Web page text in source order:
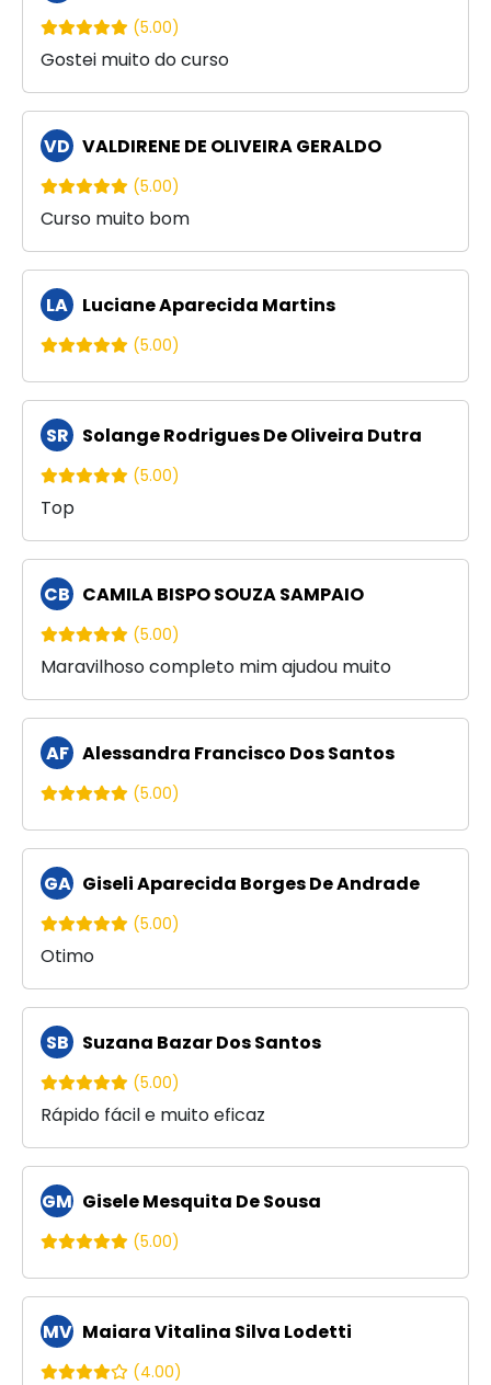
(5.00)
Gostei muito do curso
VD VALDIRENE DE OLIVEIRA GERALDO
(5.00)
Curso muito bom
LA Luciane Aparecida Martins
(5.00)
SR Solange Rodrigues De Oliveira Dutra
(5.00)
Top
CB CAMILA BISPO SOUZA SAMPAIO
(5.00)
Maravilhoso completo mim ajudou muito
AF Alessandra Francisco Dos Santos
(5.00)
GA Giseli Aparecida Borges De Andrade
(5.00)
Otimo
SB Suzana Bazar Dos Santos
(5.00)
Rápido fácil e muito eficaz
GM Gisele Mesquita De Sousa
(5.00)
MV Maiara Vitalina Silva Lodetti
(4.00)